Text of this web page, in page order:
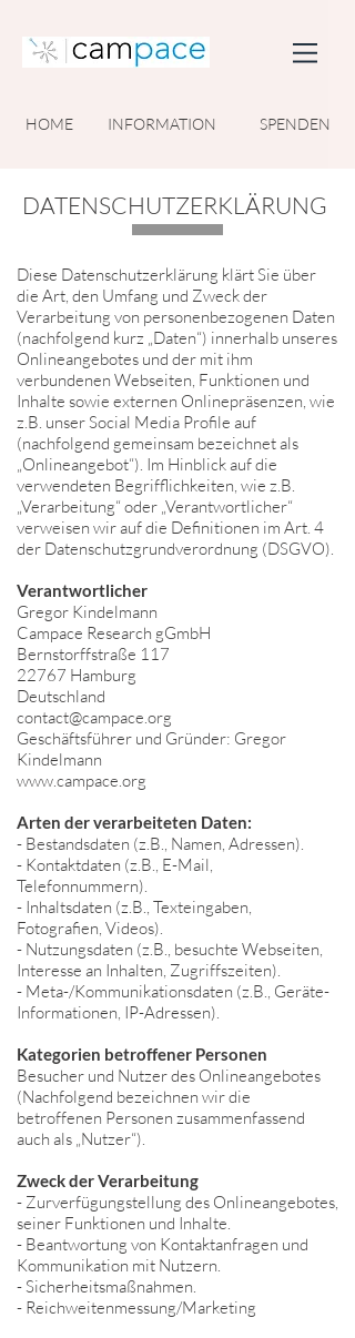
HOME INFORMATION SPENDEN
DATENSCHUTZERKLÄRUNG
Diese Datenschutzerklärung klärt Sie über
die Art, den Umfang und Zweck der
Verarbeitung von personenbezogenen Daten
(nachfolgend kurz „Daten“) innerhalb unseres
Onlineangebotes und der mit ihm
verbundenen Webseiten, Funktionen und
Inhalte sowie externen Onlinepräsenzen, wie
z.B. unser Social Media Profile auf
(nachfolgend gemeinsam bezeichnet als
„Onlineangebot“). Im Hinblick auf die
verwendeten Begrifflichkeiten, wie z.B.
„Verarbeitung“ oder „Verantwortlicher“
verweisen wir auf die Definitionen im Art. 4
der Datenschutzgrundverordnung (DSGVO).
Verantwortlicher
Gregor Kindelmann
Campace Research gGmbH
Bernstorffstraße 117
22767 Hamburg
Deutschland
contact@campace.org
Geschäftsführer und Gründer: Gregor
Kindelmann
www.campace.org
Arten der verarbeiteten Daten:
- Bestandsdaten (z.B., Namen, Adressen).
- Kontaktdaten (z.B., E-Mail,
Telefonnummern).
- Inhaltsdaten (z.B., Texteingaben,
Fotografien, Videos).
- Nutzungsdaten (z.B., besuchte Webseiten,
Interesse an Inhalten, Zugriffszeiten).
- Meta-/Kommunikationsdaten (z.B., Geräte-
Informationen, IP-Adressen).
Kategorien betroffener Personen
Besucher und Nutzer des Onlineangebotes
(Nachfolgend bezeichnen wir die
betroffenen Personen zusammenfassend
auch als „Nutzer“).
Zweck der Verarbeitung
- Zurverfügungstellung des Onlineangebotes,
seiner Funktionen und Inhalte.
- Beantwortung von Kontaktanfragen und
Kommunikation mit Nutzern.
- Sicherheitsmaßnahmen.
- Reichweitenmessung/Marketing